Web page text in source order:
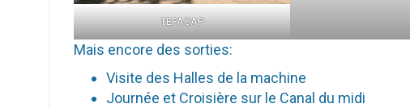
TEPACAP
Mais encore des sorties:
Visite des Halles de la machine
Journée et Croisière sur le Canal du midi